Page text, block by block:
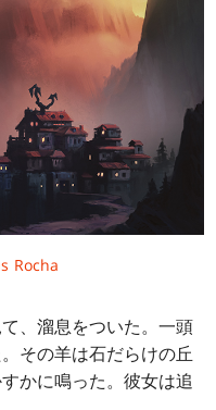
Rocha
、溜息をついた。一頭
その羊は石だらけの丘
かに鳴った。彼女は追